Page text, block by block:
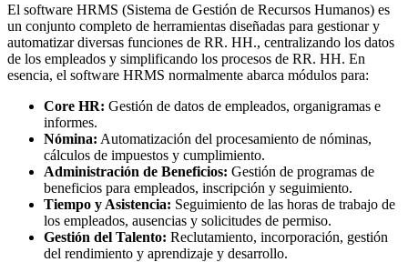
El software HRMS (Sistema de Gestión de Recursos Humanos) es
un conjunto completo de herramientas diseñadas para gestionar y
automatizar diversas funciones de RR. HH., centralizando los datos
de los empleados y simplificando los procesos de RR. HH. En
esencia, el software HRMS normalmente abarca módulos para:
Core HR: Gestión de datos de empleados, organigramas e
informes.
Nómina: Automatización del procesamiento de nóminas,
cálculos de impuestos y cumplimiento.
Administración de Beneficios: Gestión de programas de
beneficios para empleados, inscripción y seguimiento.
Tiempo y Asistencia: Seguimiento de las horas de trabajo de
los empleados, ausencias y solicitudes de permiso.
Gestión del Talento: Reclutamiento, incorporación, gestión
del rendimiento y aprendizaje y desarrollo.